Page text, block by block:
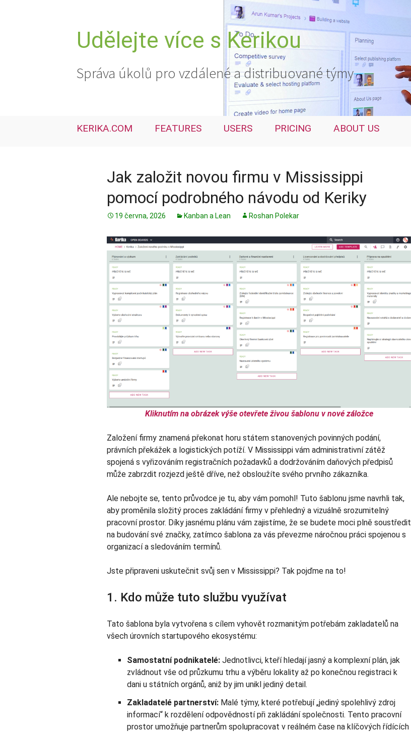
Udělejte více s Kerikou
Správa úkolů pro vzdálené a distribuované týmy
KERIKA.COM FEATURES USERS PRICING ABOUT US
Jak založit novou firmu v Mississippi
pomocí podrobného návodu od Keriky
19 června, 2026 Kanban a Lean Roshan Polekar
Kliknutím na obrázek výše otevřete živou šablonu v nové záložce
Založení firmy znamená překonat horu státem stanovených povinných podání,
právních překážek a logistických potíží. V Mississippi vám administrativní zátěž
spojená s vyřizováním registračních požadavků a dodržováním daňových předpisů
může zabrzdit rozjezd ještě dříve, než obsloužíte svého prvního zákazníka.
Ale nebojte se, tento průvodce je tu, aby vám pomohl! Tuto šablonu jsme navrhli tak,
aby proměnila složitý proces zakládání firmy v přehledný a vizuálně srozumitelný
pracovní prostor. Díky jasnému plánu vám zajistíme, že se budete moci plně soustředit
na budování své značky, zatímco šablona za vás převezme náročnou práci spojenou s
organizací a sledováním termínů.
Jste připraveni uskutečnit svůj sen v Mississippi? Tak pojďme na to!
1. Kdo může tuto službu využívat
Tato šablona byla vytvořena s cílem vyhovět rozmanitým potřebám zakladatelů na
všech úrovních startupového ekosystému:
Samostatní podnikatelé: Jednotlivci, kteří hledají jasný a komplexní plán, jak
zvládnout vše od průzkumu trhu a výběru lokality až po konečnou registraci k
dani u státních orgánů, aniž by jim unikl jediný detail.
Zakladatelé partnerství: Malé týmy, které potřebují „jediný spolehlivý zdroj
informací“ k rozdělení odpovědností při zakládání společnosti. Tento pracovní
prostor umožňuje partnerům spolupracovat v reálném čase na klíčových řídících